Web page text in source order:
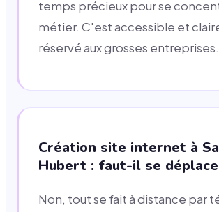
temps précieux pour se
métier. C'est accessible et
réservé aux grosses entreprises.
Création site internet à
Hubert : faut-il se
Non, tout se fait à distance par